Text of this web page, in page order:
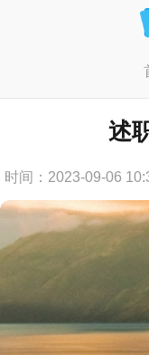
述
时间：2023-09-06